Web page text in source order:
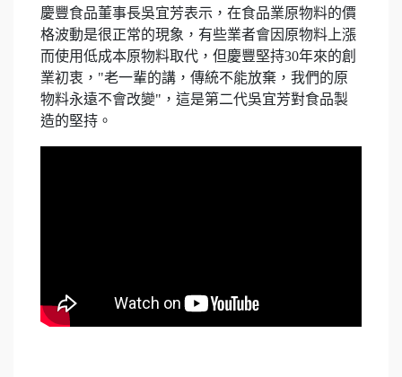
慶豐食品董事長吳宜芳表示，在食品業原物料的價
格波動是很正常的現象，有些業者會因原物料上漲
而使用低成本原物料取代，但慶豐堅持30年來的創
業初衷，"老一輩的講，傳統不能放棄，我們的原
物料永遠不會改變"，這是第二代吳宜芳對食品製
造的堅持。